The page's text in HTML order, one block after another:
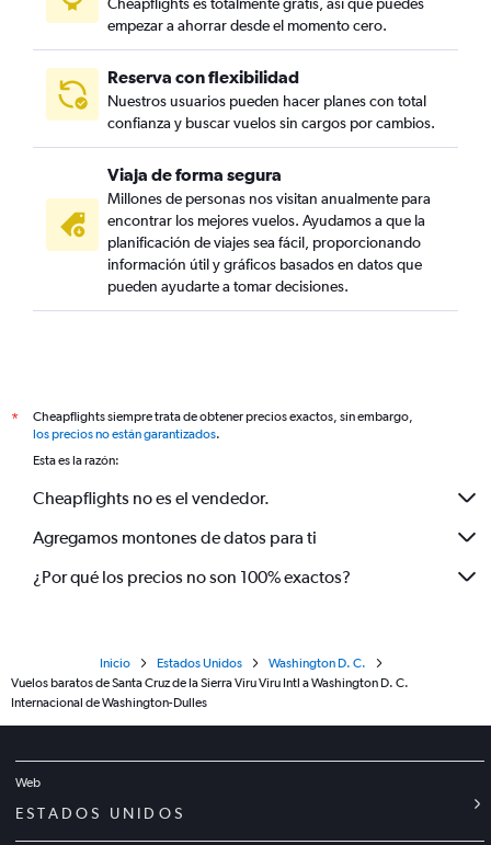
Cheapflights es totalmente gratis, así que puedes
empezar a ahorrar desde el momento cero.
Reserva con flexibilidad
Nuestros usuarios pueden hacer planes con total
confianza y buscar vuelos sin cargos por cambios.
Viaja de forma segura
Millones de personas nos visitan anualmente para
encontrar los mejores vuelos. Ayudamos a que la
planificación de viajes sea fácil, proporcionando
información útil y gráficos basados en datos que
pueden ayudarte a tomar decisiones.
*
Cheapflights siempre trata de obtener precios exactos, sin embargo,
los precios no están garantizados.
Esta es la razón:
Cheapflights no es el vendedor.
Agregamos montones de datos para ti
¿Por qué los precios no son 100% exactos?
Inicio Estados Unidos
Washington D. C.
Vuelos baratos de Santa Cruz de la Sierra Viru Viru Intl a Washington D. C.
Internacional de Washington-Dulles
Web
ESTADOS UNIDOS